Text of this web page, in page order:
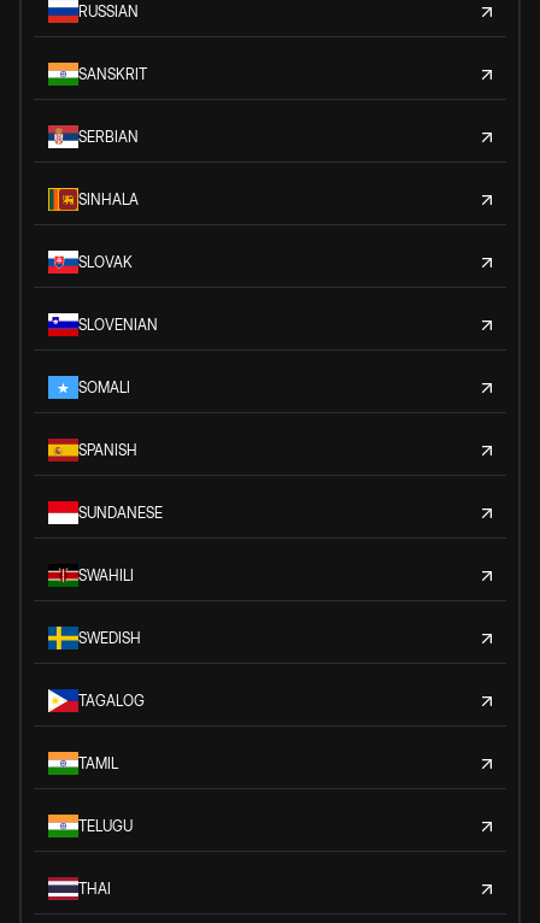
RUSSIAN
SANSKRIT
SERBIAN
SINHALA
SLOVAK
SLOVENIAN
SOMALI
SPANISH
SUNDANESE
SWAHILI
SWEDISH
TAGALOG
TAMIL
TELUGU
THAI